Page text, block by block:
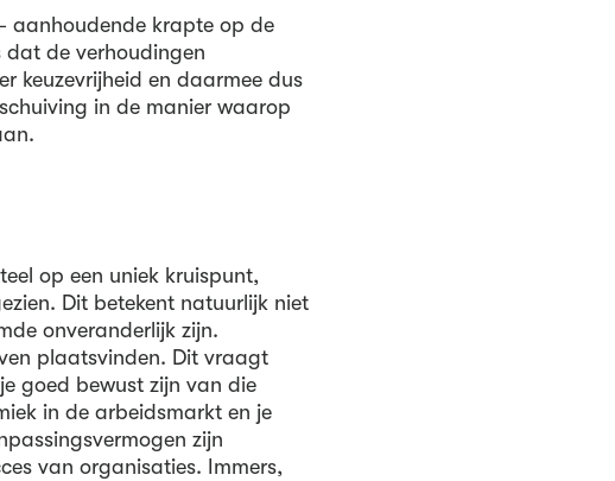
aanhoudende krapte op de
dat de verhoudingen
keuzevrijheid en daarmee dus
in de manier waarop
op een uniek kruispunt,
Dit betekent natuurlijk niet
onveranderlijk zijn.
plaatsvinden. Dit vraagt
goed bewust zijn van die
in de arbeidsmarkt en je
zijn
van organisaties. Immers,